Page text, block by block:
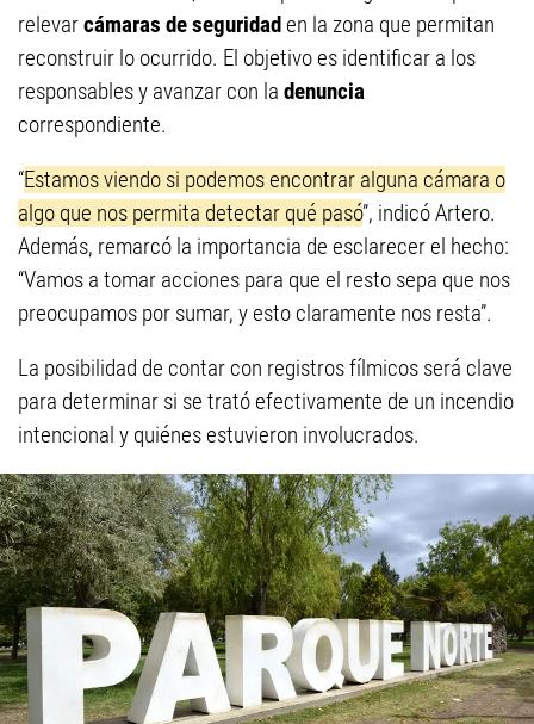
relevarcámaras de seguridaden la zona que permitan
reconstruir lo ocurrido. El objetivo es identificar a los
responsables y avanzar con la denuncia
correspondiente.
“Estamos viendo si podemos encontrar alguna cámara o
algo que nos permita detectar qué pasó”, indicó Artero.
Además, remarcó la importancia de esclarecer el hecho:
“Vamos a tomar acciones para que el resto sepa que nos
preocupamos por sumar, y esto claramente nos resta”.
La posibilidad de contar con registros fílmicos será clave
para determinar si se trató efectivamente de un incendio
intencional y quiénes estuvieron involucrados.